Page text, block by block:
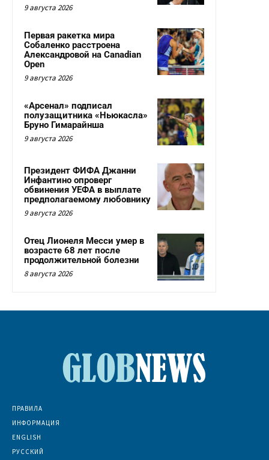
9 августа 2026
Первая ракетка мира
Собаленко расстроена
Александровой на Canadian
Open
9 августа 2026
«Арсенал» подписал
полузащитника «Ньюкасла»
Бруно Гимарайнша
9 августа 2026
Президент ФИФА Джанни
Инфантино опроверг
обвинения УЕФА в выплате
предполагаемому любовнику
9 августа 2026
Отец Лионеля Месси умер в
возрасте 68 лет после
продолжительной болезни
8 августа 2026
ПРАВИЛА
ИНФОРМАЦИЯ
ENGLISH
РУССКИЙ